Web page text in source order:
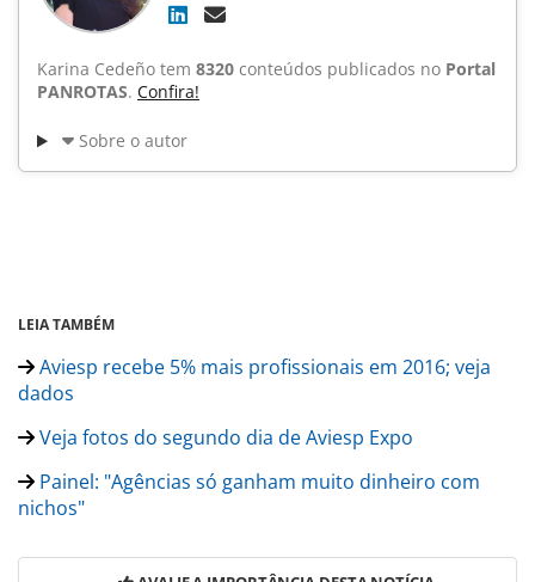
Karina Cedeño tem 8320 conteúdos publicados no Portal
PANROTAS. Confira!
Sobre o autor
LEIA TAMBÉM
Aviesp recebe 5% mais profissionais em 2016; veja
dados
Veja fotos do segundo dia de Aviesp Expo
Painel: "Agências só ganham muito dinheiro com
nichos"